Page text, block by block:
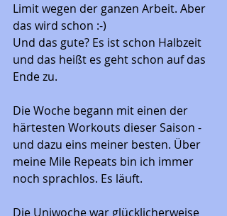
Limit wegen der ganzen Arbeit. Aber
das wird schon :-)
Und das gute? Es ist schon Halbzeit
und das heißt es geht schon auf das
Ende zu.
Die Woche begann mit einen der
härtesten Workouts dieser Saison -
und dazu eins meiner besten. Über
meine Mile Repeats bin ich immer
noch sprachlos. Es läuft.
Die Uniwoche war glücklicherweise